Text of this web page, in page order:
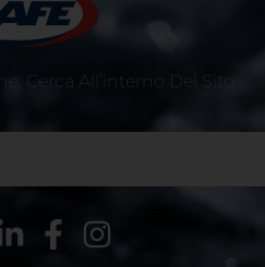
Cerca All’interno Del Sito